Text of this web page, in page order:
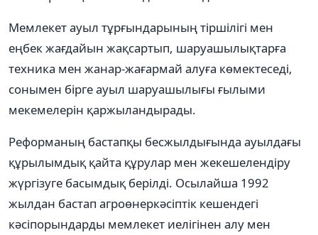
Мемлекет ауыл тұрғындарының тіршілігі мен
еңбек жағдайын жақсартып, шаруашылықтарға
техника мен жанар-жағармай алуға көмектеседі,
сонымен бірге ауыл шаруашылығы ғылыми
мекемелерін қаржыландырады.
Реформаның бастапқы бесжылдығында ауылдағы
құрылымдық қайта құрулар мен жекешелендіру
жүргізуге басымдық берілді. Осылайша 1992
жылдан бастап агроөнеркəсіптік кешендегі
кəсіпорындарды мемлекет иелігінен алу мен